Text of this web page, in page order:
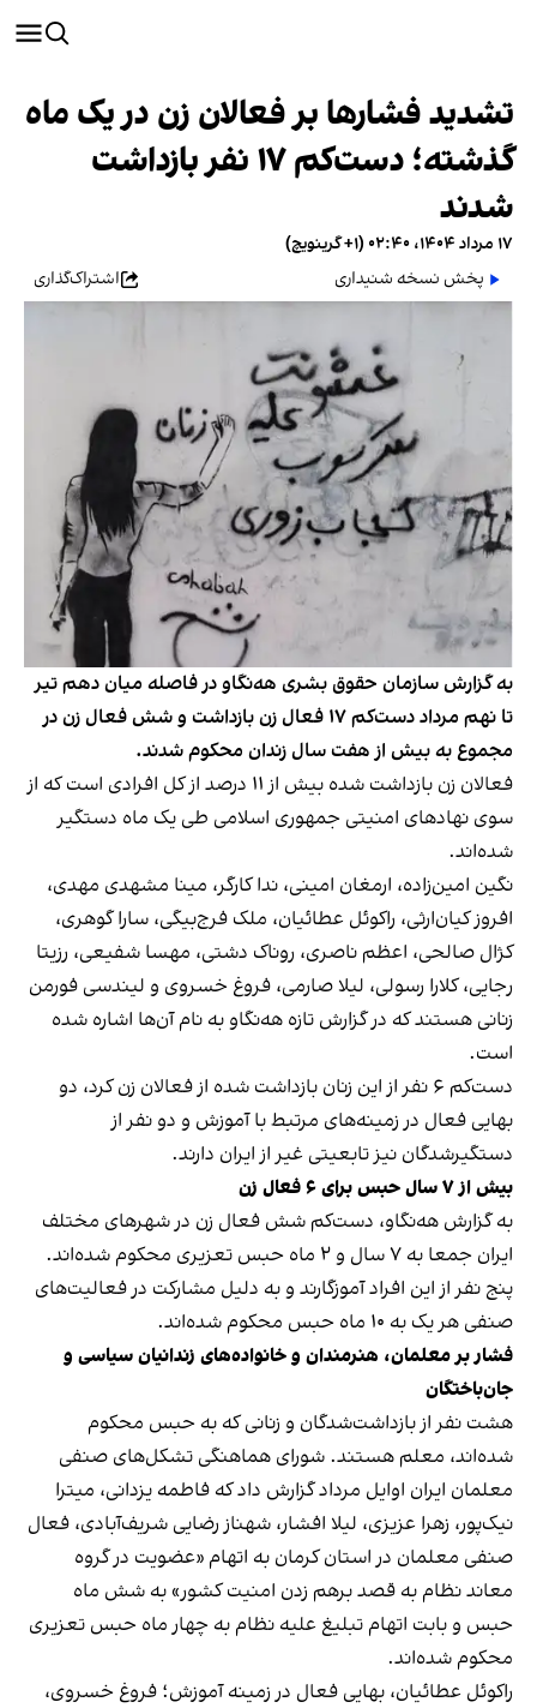
تشدید فشارها بر فعالان زن در یک ماه
گذشته؛ دست‌کم ۱۷ نفر بازداشت
شدند
۱۷ مرداد ۱۴۰۴، ۰۲:۴۰ (‎+۱ گرینویچ)
پخش نسخه شنیداری
اشتراک‌گذاری
به گزارش سازمان حقوق بشری هه‌نگاو در فاصله میان دهم تیر
تا نهم مرداد دست‌کم ۱۷ فعال زن بازداشت و شش فعال زن در
مجموع به بیش از هفت سال زندان محکوم شدند.
فعالان زن بازداشت شده بیش از ۱۱ درصد از کل افرادی است که از
سوی نهادهای امنیتی جمهوری اسلامی طی یک ماه دستگیر
شده‌اند.
نگین امین‌زاده، ارمغان امینی، ندا کارگر، مینا مشهدی مهدی،
افروز کیان‌ارثی، راکوئل عطائیان، ملک فرج‌بیگی، سارا گوهری،
کژال صالحی، اعظم ناصری، روناک دشتی، مهسا شفیعی، رزیتا
رجایی، کلارا رسولی، لیلا صارمی، فروغ خسروی و لیندسی فورمن
زنانی هستند که در گزارش تازه هه‌نگاو به نام آن‌ها اشاره شده
است.
دست‌کم ۶ نفر از این زنان بازداشت شده از فعالان زن کرد، دو
بهایی فعال در زمینه‌های مرتبط با آموزش و دو نفر از
دستگیرشدگان نیز تابعیتی غیر از ایران دارند.
بیش از ۷ سال حبس برای ۶ فعال زن
به گزارش هه‌نگاو، دست‌کم شش فعال زن در شهرهای مختلف
ایران جمعا به ۷ سال و ۲ ماه حبس تعزیری محکوم شده‌اند.
پنج نفر از این افراد آموزگارند و به دلیل مشارکت در فعالیت‌های
صنفی هر یک به ۱۰ ماه حبس محکوم شده‌اند.
فشار بر معلمان، هنرمندان و خانواده‌های زندانیان سیاسی و
جان‌باختگان
هشت نفر از بازداشت‌شدگان و زنانی که به حبس محکوم
شده‌اند، معلم‌‌ هستند. شورای هماهنگی تشکل‌های صنفی
معلمان ایران اوایل مرداد گزارش داد که فاطمه یزدانی، میترا
نیک‌پور، زهرا عزیزی، لیلا افشار، شهناز رضایی شریف‌آبادی، فعال
صنفی معلمان در استان کرمان به اتهام «عضویت در گروه
معاند نظام به قصد برهم زدن امنیت کشور» به شش ماه
حبس و بابت اتهام تبلیغ علیه نظام به چهار ماه حبس تعزیری
محکوم شده‌اند.
راکوئل عطائیان، بهایی فعال در زمینه آموزش؛ فروغ خسروی،